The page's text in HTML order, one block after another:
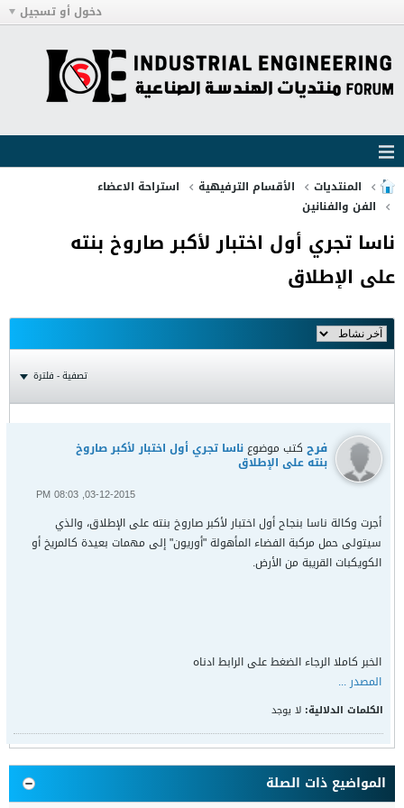
دخول أو تسجيل
المنتديات الأقسام الترفيهية
استراحة الاعضاء
الفن والفنانين
ناسا تجري أول اختبار لأكبر صاروخ بنته
على الإطلاق
تصفية - فلترة
فرح كتب موضوعناسا تجري أول اختبار لأكبر صاروخ
بنته على الإطلاق
03-12-2015, 08:03 PM
أجرت وكالة ناسا بنجاح أول اختبار لأكبر صاروخ بنته على الإطلاق، والذي
سيتولى حمل مركبة الفضاء المأهولة "أوريون" إلى مهمات بعيدة كالمريخ أو
الكويكبات القريبة من الأرض.
الخبر كاملا الرجاء الضغط على الرابط ادناه
المصدر ...
الكلمات الدلالية: لا يوجد
المواضيع ذات الصلة